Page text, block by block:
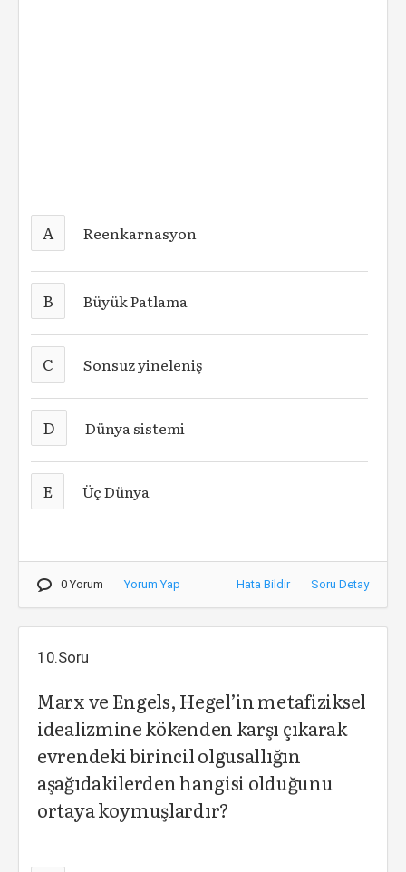
A Reenkarnasyon
B Büyük Patlama
C Sonsuz yineleniş
D Dünya sistemi
E Üç Dünya
0 Yorum Yorum Yap Hata Bildir Soru Detay
10.Soru
Marx ve Engels, Hegel’in metafiziksel
idealizmine kökenden karşı çıkarak
evrendeki birincil olgusallığın
aşağıdakilerden hangisi olduğunu
ortaya koymuşlardır?